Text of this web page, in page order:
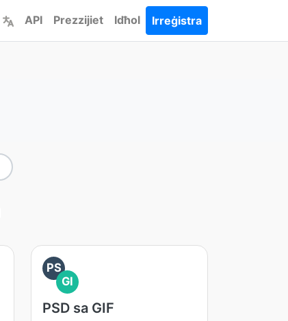
API Prezzijiet Idħol Irreġistra
PS
GI
PSD sa GIF